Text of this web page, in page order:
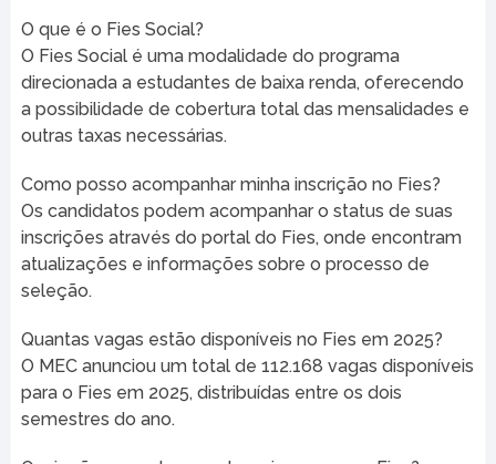
O que é o Fies Social?
O Fies Social é uma modalidade do programa
direcionada a estudantes de baixa renda, oferecendo
a possibilidade de cobertura total das mensalidades e
outras taxas necessárias.
Como posso acompanhar minha inscrição no Fies?
Os candidatos podem acompanhar o status de suas
inscrições através do portal do Fies, onde encontram
atualizações e informações sobre o processo de
seleção.
Quantas vagas estão disponíveis no Fies em 2025?
O MEC anunciou um total de 112.168 vagas disponíveis
para o Fies em 2025, distribuídas entre os dois
semestres do ano.